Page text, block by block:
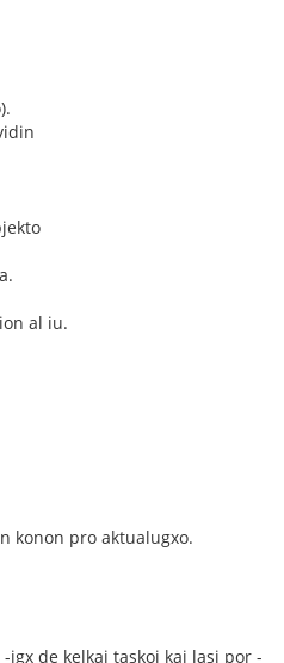
al iu.
konon pro aktualugxo.
igx de kelkaj taskoj kaj lasi por -